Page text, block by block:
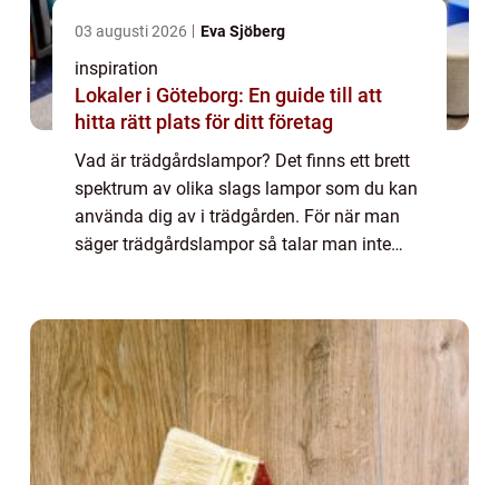
03 augusti 2026 Eva Sjöberg
inspiration
Lokaler i Göteborg: En guide till att
hitta rätt plats för ditt företag
Vad är trädgårdslampor? Det finns ett brett
spektrum av olika slags lampor som du kan
använda dig av i trädgården. För när man
säger trädgårdslampor så talar man inte